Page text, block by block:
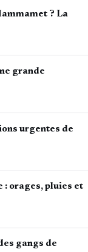
? La
grande
urgentes de
: orages, pluies et
gangs de